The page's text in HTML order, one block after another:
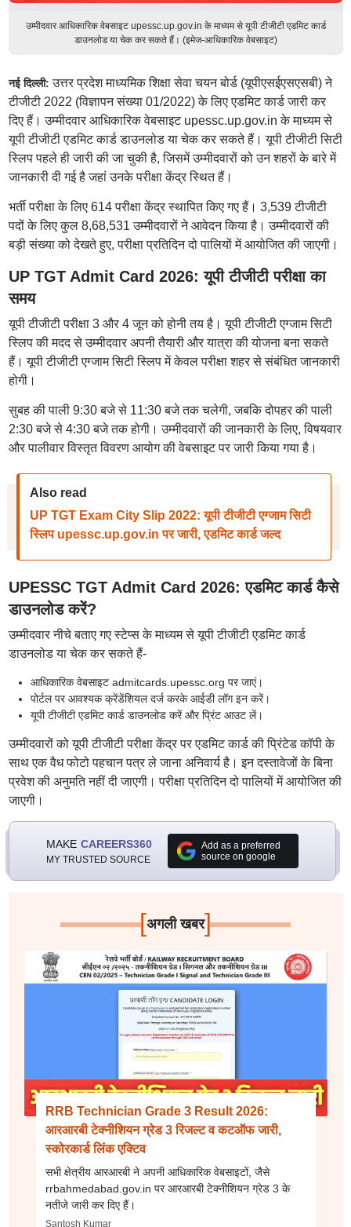
उम्मीदवार आधिकारिक वेबसाइट upessc.up.gov.in के माध्यम से यूपी टीजीटी एडमिट कार्ड
डाउनलोड या चेक कर सकते हैं। (इमेज-आधिकारिक वेबसाइट)
नई दिल्ली:उत्तर प्रदेश माध्यमिक शिक्षा सेवा चयन बोर्ड (यूपीएसईएसएसबी) ने
टीजीटी 2022 (विज्ञापन संख्या 01/2022) के लिए एडमिट कार्ड जारी कर
दिए हैं। उम्मीदवार आधिकारिक वेबसाइट upessc.up.gov.in के माध्यम से
यूपी टीजीटी एडमिट कार्ड डाउनलोड या चेक कर सकते हैं। यूपी टीजीटी सिटी
स्लिप पहले ही जारी की जा चुकी है, जिसमें उम्मीदवारों को उन शहरों के बारे में
जानकारी दी गई है जहां उनके परीक्षा केंद्र स्थित हैं।
भर्ती परीक्षा के लिए 614 परीक्षा केंद्र स्थापित किए गए हैं। 3,539 टीजीटी
पदों के लिए कुल 8,68,531 उम्मीदवारों ने आवेदन किया है। उम्मीदवारों की
बड़ी संख्या को देखते हुए, परीक्षा प्रतिदिन दो पालियों में आयोजित की जाएगी।
UP TGT Admit Card 2026: यूपी टीजीटी परीक्षा का
समय
यूपी टीजीटी परीक्षा 3 और 4 जून को होनी तय है। यूपी टीजीटी एग्जाम सिटी
स्लिप की मदद से उम्मीदवार अपनी तैयारी और यात्रा की योजना बना सकते
हैं। यूपी टीजीटी एग्जाम सिटी स्लिप में केवल परीक्षा शहर से संबंधित जानकारी
होगी।
सुबह की पाली 9:30 बजे से 11:30 बजे तक चलेगी, जबकि दोपहर की पाली
2:30 बजे से 4:30 बजे तक होगी। उम्मीदवारों की जानकारी के लिए, विषयवार
और पालीवार विस्तृत विवरण आयोग की वेबसाइट पर जारी किया गया है।
Also read
UP TGT Exam City Slip 2022: यूपी टीजीटी एग्जाम सिटी
स्लिप upessc.up.gov.in पर जारी, एडमिट कार्ड जल्द
UPESSC TGT Admit Card 2026: एडमिट कार्ड कैसे
डाउनलोड करें?
उम्मीदवार नीचे बताए गए स्टेप्स के माध्यम से यूपी टीजीटी एडमिट कार्ड
डाउनलोड या चेक कर सकते हैं-
आधिकारिक वेबसाइट admitcards.upessc.org पर जाएं।
पोर्टल पर आवश्यक क्रेंडेंशियल दर्ज करके आईडी लॉग इन करें।
यूपी टीजीटी एडमिट कार्ड डाउनलोड करें और प्रिंट आउट लें।
उम्मीदवारों को यूपी टीजीटी परीक्षा केंद्र पर एडमिट कार्ड की प्रिंटेड कॉपी के
साथ एक वैध फोटो पहचान पत्र ले जाना अनिवार्य है। इन दस्तावेजों के बिना
प्रवेश की अनुमति नहीं दी जाएगी। परीक्षा प्रतिदिन दो पालियों में आयोजित की
जाएगी।
MAKE CAREERS360
MY TRUSTED SOURCE
Add as a preferred
source on google
[अगली खबर]
RRB Technician Grade 3 Result 2026:
आरआरबी टेक्नीशियन ग्रेड 3 रिजल्ट व कटऑफ जारी,
स्कोरकार्ड लिंक एक्टिव
सभी क्षेत्रीय आरआरबी ने अपनी आधिकारिक वेबसाइटों, जैसे
rrbahmedabad.gov.in पर आरआरबी टेक्नीशियन ग्रेड 3 के
नतीजे जारी कर दिए हैं।
Santosh Kumar